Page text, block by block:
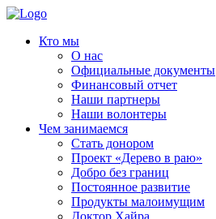
Кто мы
О нас
Официальные документы
Финансовый отчет
Наши партнеры
Наши волонтеры
Чем занимаемся
Стать донором
Проект «Дерево в раю»
Добро без границ
Постоянное развитие
Продукты малоимущим
Доктор Хайра